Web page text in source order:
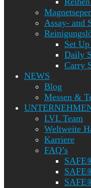
Assay- and
Set
Daily
Carry
NEWS
Blog
Messen &
LVL Team
Weltweite
Karriere
FAQ’s